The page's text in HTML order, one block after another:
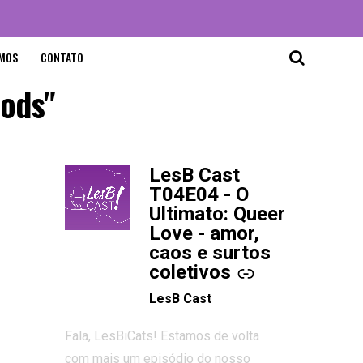
CONTATO
LesB Cast
T04E04 - O
Ultimato: Queer
Love - amor,
caos e surtos
coletivos
-
LesB Cast
Fala, LesBiCats! Estamos de volta
com mais um episódio do nosso